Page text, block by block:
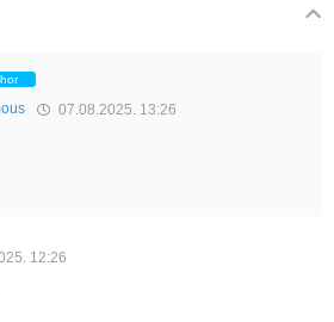
07.08.2025. 13:26
12:26